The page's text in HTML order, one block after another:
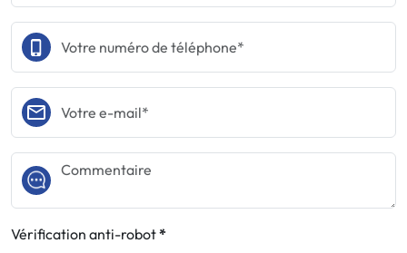
Vérification anti-robot